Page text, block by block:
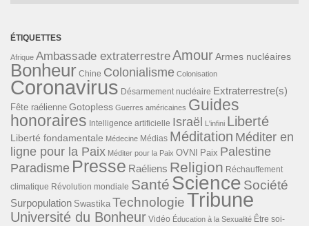
ÉTIQUETTES
Afrique Ambassade extraterrestreAmourArmes nucléaires
Bonheur Chine Colonialisme Colonisation
Coronavirus Désarmement nucléaire Extraterrestre(s)
Fête raélienne Gotopless Guerres américaines Guides
honoraires Intelligence artificielle Israël L'infini Liberté
Liberté fondamentale Médecine Médias Méditation Méditer en
ligne pour la Paix Méditer pour la Paix OVNI Paix Palestine
Paradisme Presse Raéliens Religion Réchauffement
climatique Révolution mondiale Santé Science Société
Surpopulation Swastika TechnologieTribune
Université du Bonheur Vidéo Éducation à la Sexualité Être soi-